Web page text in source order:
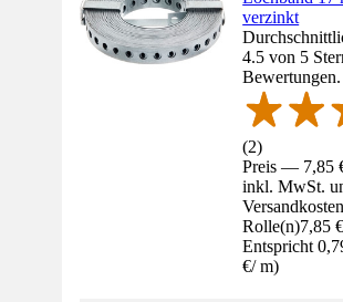
verzinkt
4.5 von 5
Bewertungen.
(2)
Preis — 7,85
inkl. MwSt.
Rolle(n)7,85 €
Entspricht
€/ m)